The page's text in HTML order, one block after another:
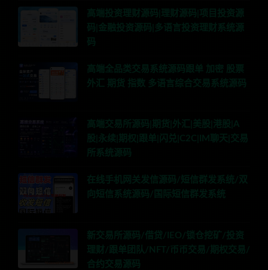
高端投资理财源码|理财源码|项目投资源
码|金融投资源码|多语言投资理财系统源
码
高端全品类交易系统源码跟单 加密 股票
外汇 期货 指数 多语言综合交易系统源码
高端交易所源码|期货|外汇|美股|港股|A
股|永续|期权|跟单|闪兑|C2C|IM聊天|交易
所系统源码
在线手机网关发信源码/短信群发系统/双
向短信系统源码/国际短信群发系统
新交易所源码/借贷/IEO/锁仓挖矿/投资
理财/跟单团队/NFT/币币交易/期权交易/
合约交易源码